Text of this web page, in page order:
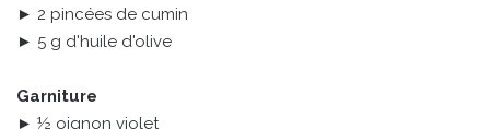
► 2 pincées de cumin
► 5 g d'huile d'olive
Garniture
► ½ oignon violet